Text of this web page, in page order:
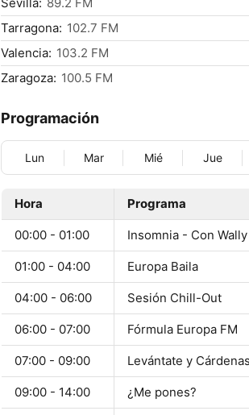
Sevilla: 89.2 FM
Tarragona: 102.7 FM
Valencia: 103.2 FM
Zaragoza: 100.5 FM
Programación
Lun Mar Mié Jue
Hora Programa
00:00 - 01:00 Insomnia - Con
01:00 - 04:00 Europa Baila
04:00 - 06:00 Sesión Chill-Out
06:00 - 07:00 Fórmula Europa FM
07:00 - 09:00 Levántate y
09:00 - 14:00 ¿Me pones?